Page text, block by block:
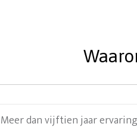
Meer dan vijftien jaar ervaring